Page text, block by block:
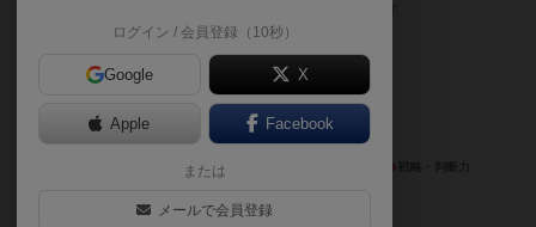
ログイン / 会員登録（10秒）
Google X
Apple Facebook
または
メールで会員登録